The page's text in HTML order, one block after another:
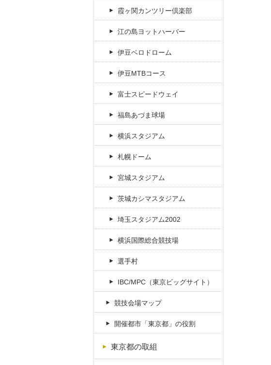
霞ヶ関カンツリー倶楽部
江の島ヨットハーバー
伊豆ベロドローム
伊豆MTBコース
富士スピードウェイ
福島あづま球場
横浜スタジアム
札幌ドーム
宮城スタジアム
茨城カシマスタジアム
埼玉スタジアム2002
横浜国際総合競技場
選手村
IBC/MPC（東京ビッグサイト）
競技会場マップ
開催都市「東京都」の役割
東京都の取組